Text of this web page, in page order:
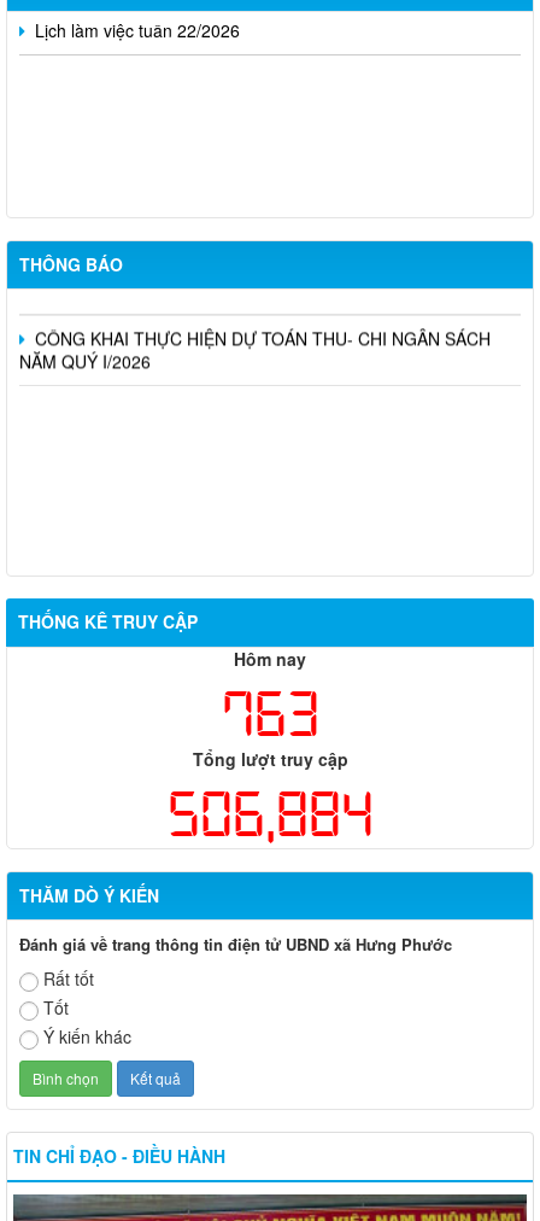
Lịch làm việc tuần 22/2026
THÔNG BÁO
tháng đầu năm 2026
Cuộc thi trực tuyến tìm hiểu pháp luật
CÔNG KHAI THỰC HIỆN DỰ TOÁN THU- CHI NGÂN SÁCH
NĂM QUÝ I/2026
THỐNG KÊ TRUY CẬP
Hôm nay
763
Tổng lượt truy cập
506,884
THĂM DÒ Ý KIẾN
Đánh giá về trang thông tin điện tử UBND xã Hưng Phước
Rất tốt
Tốt
Ý kiến khác
TIN CHỈ ĐẠO - ĐIỀU HÀNH